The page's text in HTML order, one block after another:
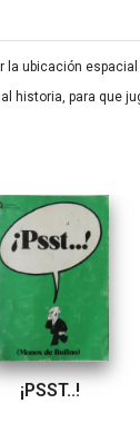
ubicación
historia, para que
¡PSST..!